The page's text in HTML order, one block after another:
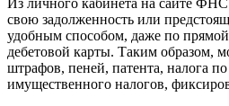
Из личного кабинета на сайте
свою задолженность или
удобным способом, даже по
дебетовой карты. Таким образом,
штрафов, пеней, патента, налога
имущественного налогов,